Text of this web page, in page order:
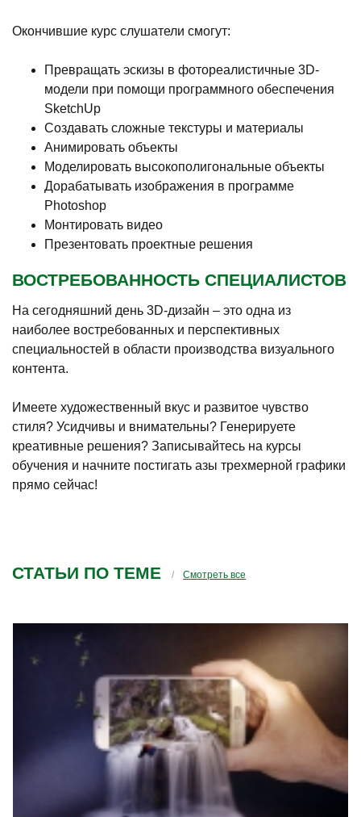
Окончившие курс слушатели смогут:
Превращать эскизы в фотореалистичные 3D-
модели при помощи программного обеспечения
SketchUp
Создавать сложные текстуры и материалы
Анимировать объекты
Моделировать высокополигональные объекты
Дорабатывать изображения в программе
Photoshop
Монтировать видео
Презентовать проектные решения
ВОСТРЕБОВАННОСТЬ СПЕЦИАЛИСТОВ
На сегодняшний день 3D-дизайн – это одна из
наиболее востребованных и перспективных
специальностей в области производства визуального
контента.
Имеете художественный вкус и развитое чувство
стиля? Усидчивы и внимательны? Генерируете
креативные решения? Записывайтесь на курсы
обучения и начните постигать азы трехмерной графики
прямо сейчас!
СТАТЬИ ПО ТЕМЕ Смотреть все